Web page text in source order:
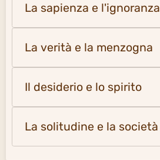
La sapienza e l'ignoranza
La verità e la menzogna
Il desiderio e lo spirito
La solitudine e la società